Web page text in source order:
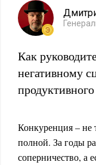
Как
негативному
Конкуренция – не
полной. За годы
соперничество, а